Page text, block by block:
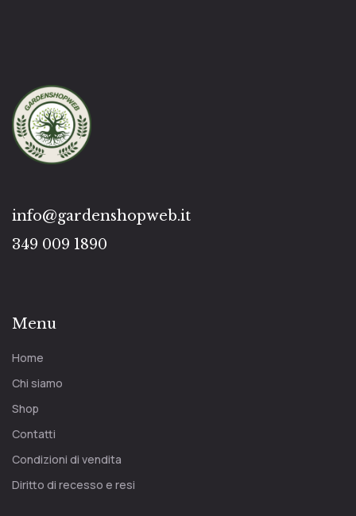
info@gardenshopweb.it
349 009 1890
Menu
Home
Chi siamo
Shop
Contatti
Condizioni di vendita
Diritto di recesso e resi